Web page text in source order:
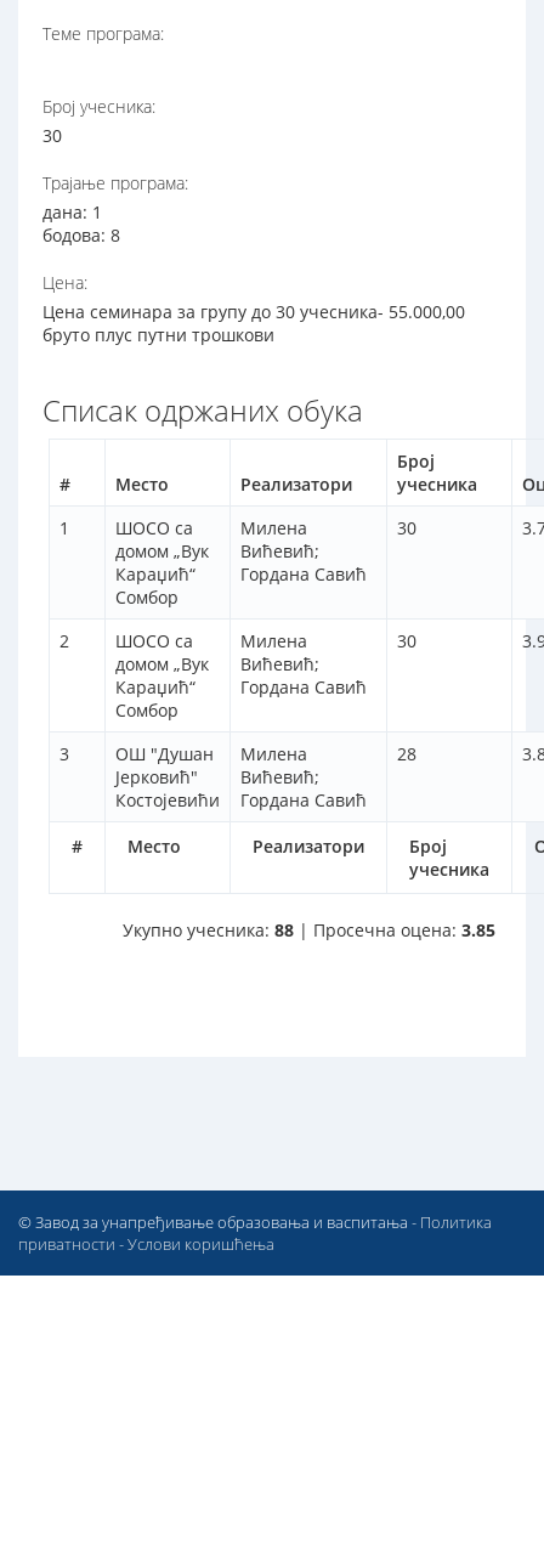
Теме програма:
Број учесника:
30
Трајање програма:
дана: 1
бодова: 8
Цена:
Цена семинара за групу до 30 учесника- 55.000,00
бруто плус путни трошкови
Списак одржаних обука
# Место Реализатори
Број
учесника
# Место Реализатори
Број
учесника
1
ШОСО са
домом „Вук
Караџић“
Сомбор
Милена
Вићевић;
Гордана Савић
30
2
ШОСО са
домом „Вук
Караџић“
Сомбор
Милена
Вићевић;
Гордана Савић
30
3
ОШ "Душан
Јерковић"
Костојевићи
Милена
Вићевић;
Гордана Савић
28
Укупно учесника: 88 | Просечна оцена: 3.85
© Завод за унапређивање образовања и васпитања - Политика
приватности -Услови коришћења